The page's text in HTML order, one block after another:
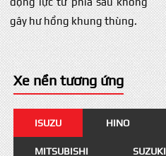
gây hư hổng khung thùng.
Xe nền tương ứng
ISUZU HINO
MITSUBISHI SUZUKI